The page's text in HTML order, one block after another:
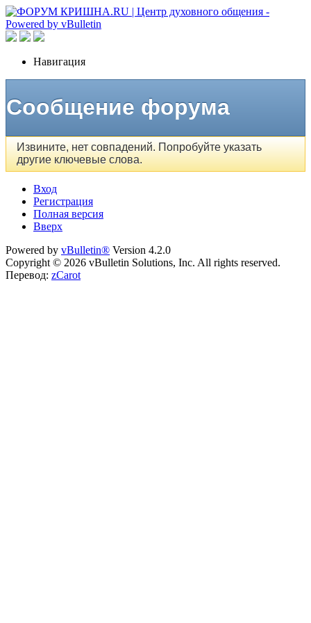
Навигация
Сообщение форума
Извините, нет совпадений. Попробуйте указать
другие ключевые слова.
Вход
Регистрация
Полная версия
Вверх
Powered by vBulletin® Version 4.2.0
Copyright © 2026 vBulletin Solutions, Inc. All rights reserved.
Перевод: zCarot